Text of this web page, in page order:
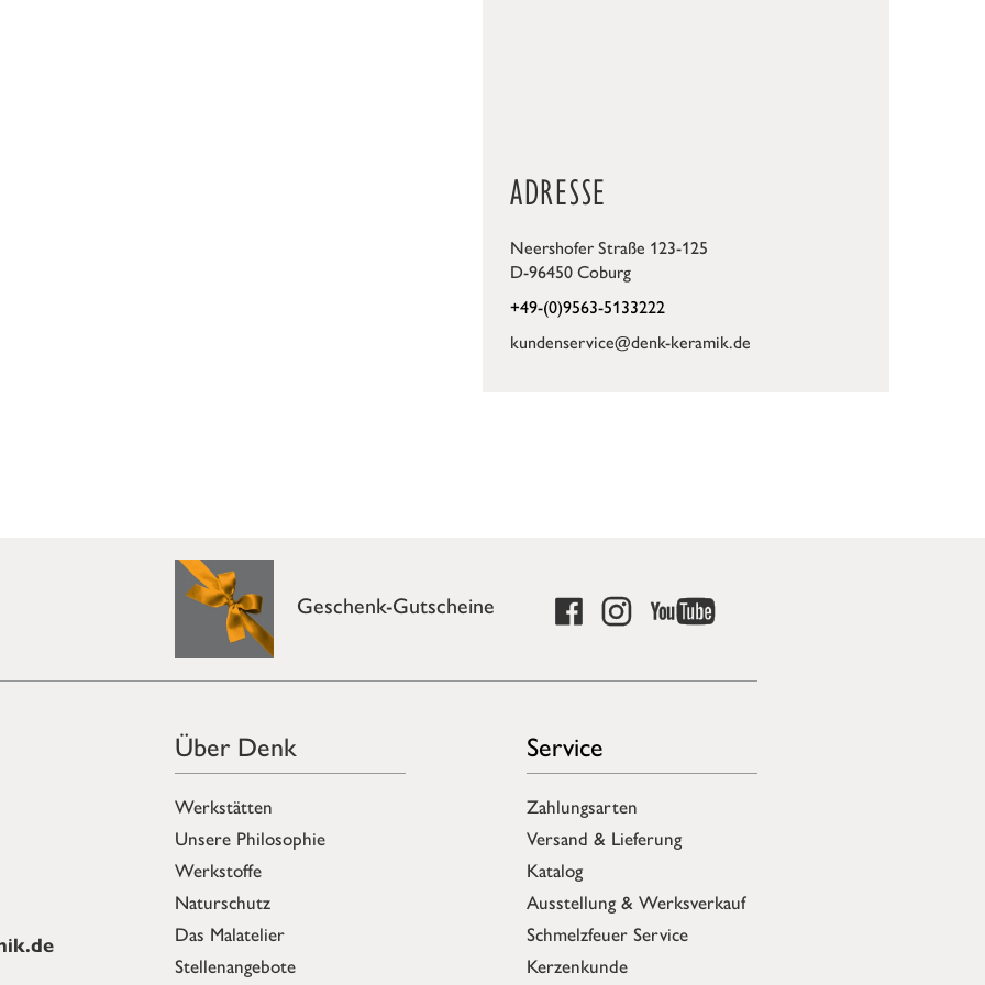
ADRESSE
Neershofer Straße 123-125
D-96450 Coburg
+49-(0)9563-5133222
kundenservice@denk-keramik.de
Geschenk-Gutscheine
Über Denk
Werkstätten
Unsere Philosophie
Werkstoffe
Naturschutz
Das Malatelier
Stellenangebote
Service
Zahlungsarten
Versand & Lieferung
Katalog
Ausstellung & Werksverkauf
Schmelzfeuer Service
Kerzenkunde